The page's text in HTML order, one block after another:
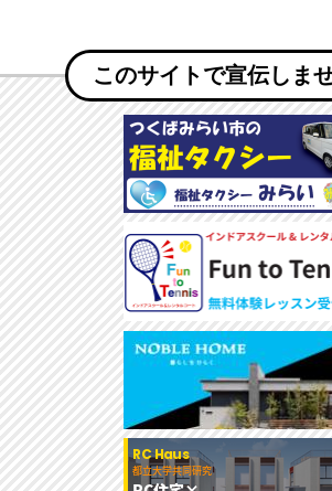
このサイトで宣伝しま